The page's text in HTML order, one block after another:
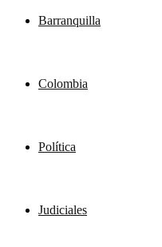
Barranquilla
Colombia
Política
Judiciales